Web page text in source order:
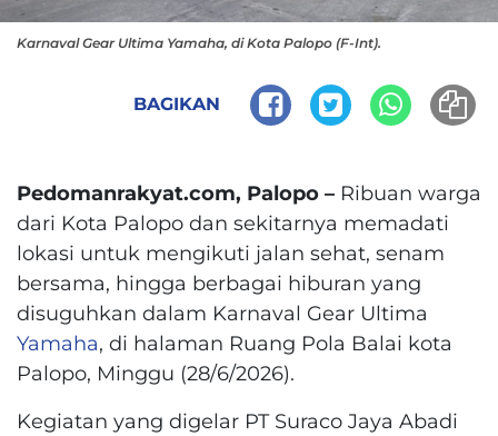
Karnaval Gear Ultima Yamaha, di Kota Palopo (F-Int).
BAGIKAN
Pedomanrakyat.com, Palopo – Ribuan warga
dari Kota Palopo dan sekitarnya memadati
lokasi untuk mengikuti jalan sehat, senam
bersama, hingga berbagai hiburan yang
disuguhkan dalam Karnaval Gear Ultima
Yamaha, di halaman Ruang Pola Balai kota
Palopo, Minggu (28/6/2026).
Kegiatan yang digelar PT Suraco Jaya Abadi